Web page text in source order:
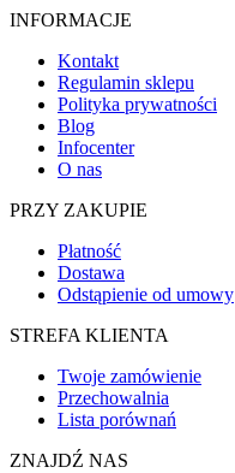
INFORMACJE
Kontakt
Regulamin sklepu
Polityka prywatności
Blog
Infocenter
O nas
PRZY ZAKUPIE
Płatność
Dostawa
Odstąpienie od umowy
STREFA KLIENTA
Twoje zamówienie
Przechowalnia
Lista porównań
ZNAJDŹ NAS